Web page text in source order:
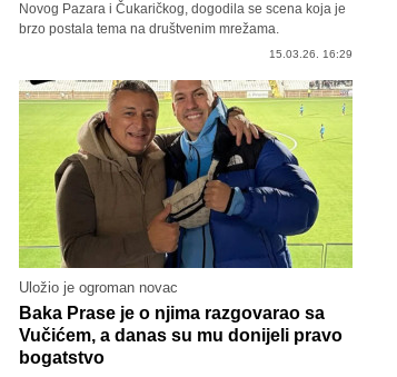
Novog Pazara i Čukaričkog, dogodila se scena koja je
brzo postala tema na društvenim mrežama.
15.03.26. 16:29
Uložio je ogroman novac
Baka Prase je o njima razgovarao sa
Vučićem, a danas su mu donijeli pravo
bogatstvo